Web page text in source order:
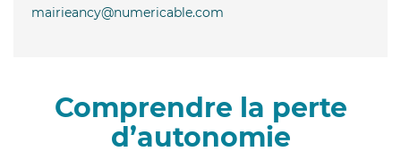
mairieancy@numericable.com
Comprendre la perte
d’autonomie